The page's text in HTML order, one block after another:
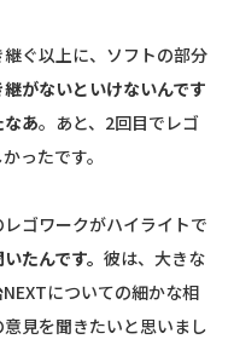
継ぐ以上に、ソフトの部分
がないといけないんです
あ。あと、2回目でレゴ
ったです。
レゴワークがハイライトで
たんです。 彼は、大きな
についての細かな相
見を聞きたいと思いまし